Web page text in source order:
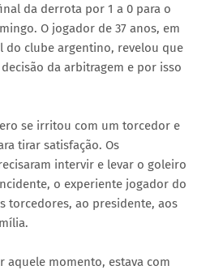
da derrota por 1 a 0 para o
O jogador de 37 anos, em
do clube argentino, revelou que
da arbitragem e por isso
se irritou com um torcedor e
tirar satisfação. Os
intervir e levar o goleiro
o experiente jogador do
torcedores, ao presidente, aos
momento, estava com